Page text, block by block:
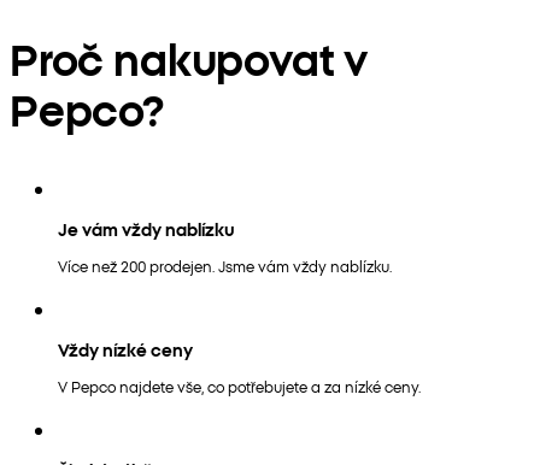
Proč nakupovat v
Pepco?
Je vám vždy nablízku
Více než 200 prodejen. Jsme vám vždy nablízku.
Vždy nízké ceny
V Pepco najdete vše, co potřebujete a za nízké ceny.